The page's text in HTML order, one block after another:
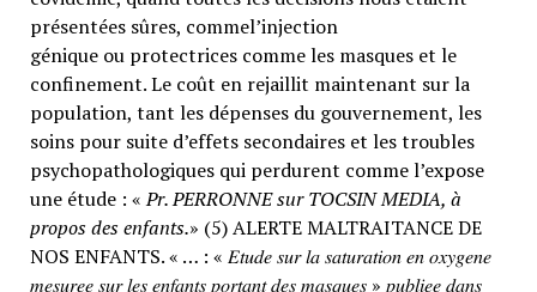
présentées sûres, commel’injection
génique ou protectrices comme les masques et le
confinement. Le coût en rejaillit maintenant sur la
population, tant les dépenses du gouvernement, les
soins pour suite d’effets secondaires et les troubles
psychopathologiques qui perdurent comme l’expose
une étude : «Pr. PERRONNE sur TOCSIN MEDIA, à
propos des enfants.» (5) ALERTE MALTRAITANCE DE
NOS ENFANTS. « … : « 𝐸𝑡𝑢𝑑𝑒 𝑠𝑢𝑟 𝑙𝑎 𝑠𝑎𝑡𝑢𝑟𝑎𝑡𝑖𝑜𝑛 𝑒𝑛 𝑜𝑥𝑦𝑔𝑒𝑛𝑒
𝑚𝑒𝑠𝑢𝑟𝑒𝑒 𝑠𝑢𝑟 𝑙𝑒𝑠 𝑒𝑛𝑓𝑎𝑛𝑡𝑠 𝑝𝑜𝑟𝑡𝑎𝑛𝑡 𝑑𝑒𝑠 𝑚𝑎𝑠𝑞𝑢𝑒𝑠 » 𝑝𝑢𝑏𝑙𝑖𝑒𝑒 𝑑𝑎𝑛𝑠